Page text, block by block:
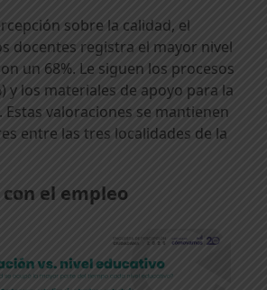
sobre la calidad, el
docentes registra el mayor nivel
un 68%. Le siguen los procesos
y los materiales de apoyo para la
Estas valoraciones se mantienen
entre las tres localidades de la
el empleo